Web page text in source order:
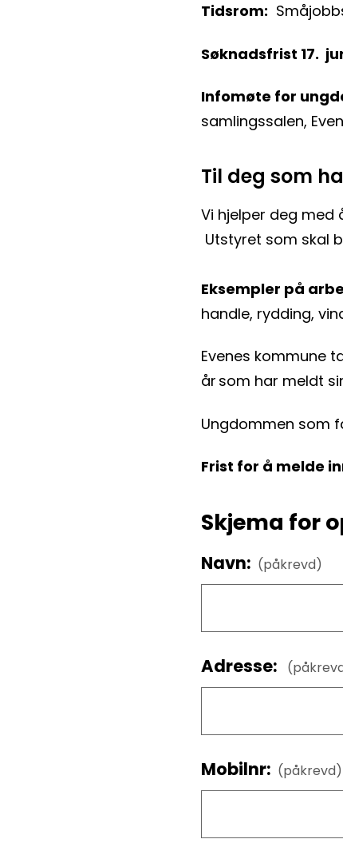
Tidsrom:
Søknadsfrist 17.
Infomøte for
samlingssalen,
Til deg som
Vi hjelper deg
Utstyret som skal
Eksempler på
handle, rydding,
Evenes kommune
år som har meldt
Ungdommen som
Frist for å melde
Skjema for
Navn: (påkrevd)
Adresse:
Mobilnr: (påkrevd)